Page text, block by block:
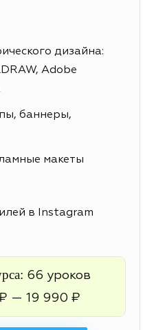
дизайна:
Adobe
баннеры,
макеты
в Instagram
66 уроков
— 19 990 ₽